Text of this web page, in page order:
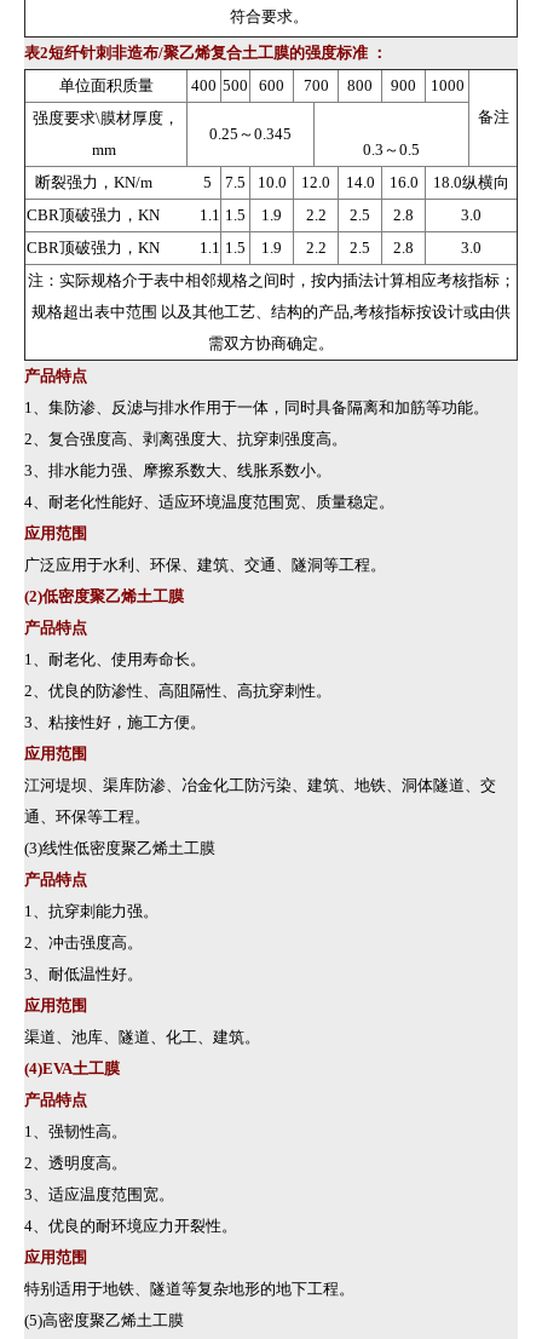
符合要求。
表2短纤针刺非造布/聚乙烯复合土工膜的强度标准 ：
单位面积质量
400 500 600 700 800 900
1000
备注
强度要求\膜材厚度，
mm
0.25～0.345
0.3～0.5
断裂强力，KN/m 5
7.5 10.0 12.0 14.0 16.0
18.0纵横向
CBR顶破强力，KN 1.1 1.5 1.9 2.2 2.5 2.8
3.0
CBR顶破强力，KN 1.1 1.5 1.9 2.2 2.5 2.8
3.0
注：实际规格介于表中相邻规格之间时，按内插法计算相应考核指标；
规格超出表中范围 以及其他工艺、结构的产品,考核指标按设计或由供
需双方协商确定。
产品特点
1、集防渗、反滤与排水作用于一体，同时具备隔离和加筋等功能。
2、复合强度高、剥离强度大、抗穿刺强度高。
3、排水能力强、摩擦系数大、线胀系数小。
4、耐老化性能好、适应环境温度范围宽、质量稳定。
应用范围
广泛应用于水利、环保、建筑、交通、隧洞等工程。
(2)低密度聚乙烯土工膜
产品特点
1、耐老化、使用寿命长。
2、优良的防渗性、高阻隔性、高抗穿刺性。
3、粘接性好，施工方便。
应用范围
江河堤坝、渠库防渗、冶金化工防污染、建筑、地铁、洞体隧道、交
通、环保等工程。
(3)线性低密度聚乙烯土工膜
产品特点
1、抗穿刺能力强。
2、冲击强度高。
3、耐低温性好。
应用范围
渠道、池库、隧道、化工、建筑。
(4)EVA土工膜
产品特点
1、强韧性高。
2、透明度高。
3、适应温度范围宽。
4、优良的耐环境应力开裂性。
应用范围
特别适用于地铁、隧道等复杂地形的地下工程。
(5)高密度聚乙烯土工膜